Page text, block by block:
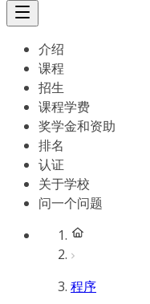
介绍
课程
招生
课程学费
奖学金和资助
排名
认证
关于学校
问一个问题
程序